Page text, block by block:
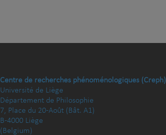
Centre de recherches phénoménologiques (Creph)
Université de Liège
Département de Philosophie
7, Place du 20-Août (Bât. A1)
B-4000 Liège
(Belgium)